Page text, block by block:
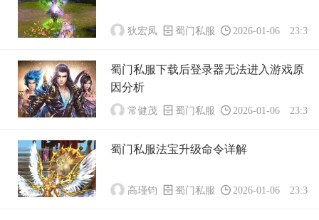
狄宏凤 蜀门私服 2026-01-06
蜀门私服下载后登录器无法进入游戏原
因分析
常健茂 蜀门私服 2026-01-06
蜀门私服法宝升级命令详解
高瑾钧 蜀门私服 2026-01-06